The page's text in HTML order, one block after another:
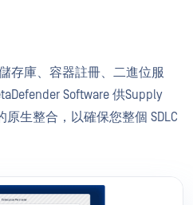
存庫、容器註冊、二進位服
Software 供Supply
生整合，以確保您整個 SDLC